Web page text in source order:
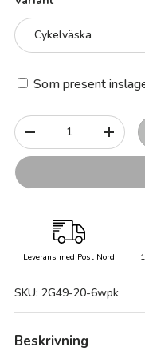
Cykelväska
Som present
Antal
-
+
Leverans med Post Nord
SKU: 2G49-20-6wpk
Beskrivning